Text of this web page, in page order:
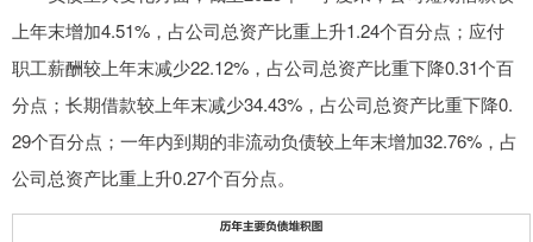
上年末增加4.51%，占公司总资产比重上升1.24个百分点；应付
职工薪酬较上年末减少22.12%，占公司总资产比重下降0.31个百
分点；长期借款较上年末减少34.43%，占公司总资产比重下降0.
29个百分点；一年内到期的非流动负债较上年末增加32.76%，占
公司总资产比重上升0.27个百分点。